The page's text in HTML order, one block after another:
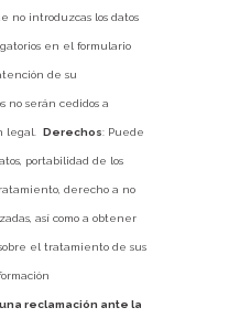
no introduzcas los datos
en el formulario
de su
no serán cedidos a
legal. Derechos: Puede
portabilidad de los
derecho a no
así como a obtener
el tratamiento de sus
reclamación ante la